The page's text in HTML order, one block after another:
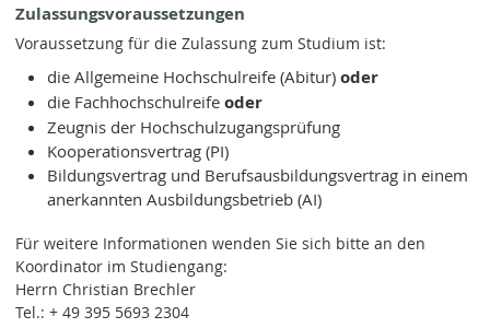
Zulassungsvoraussetzungen
Voraussetzung für die Zulassung zum Studium ist:
die Allgemeine Hochschulreife (Abitur) oder
die Fachhochschulreife oder
Zeugnis der Hochschulzugangsprüfung
Kooperationsvertrag (PI)
Bildungsvertrag und Berufsausbildungsvertrag in einem
anerkannten Ausbildungsbetrieb (AI)
Für weitere Informationen wenden Sie sich bitte an den
Koordinator im Studiengang:
Herrn Christian Brechler
Tel.: + 49 395 5693 2304